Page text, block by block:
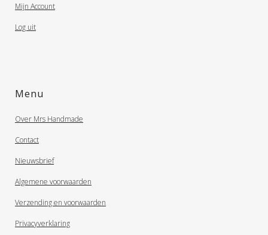
Mijn Account
Log uit
Menu
Over Mrs Handmade
Contact
Nieuwsbrief
Algemene voorwaarden
Verzending en voorwaarden
Privacyverklaring